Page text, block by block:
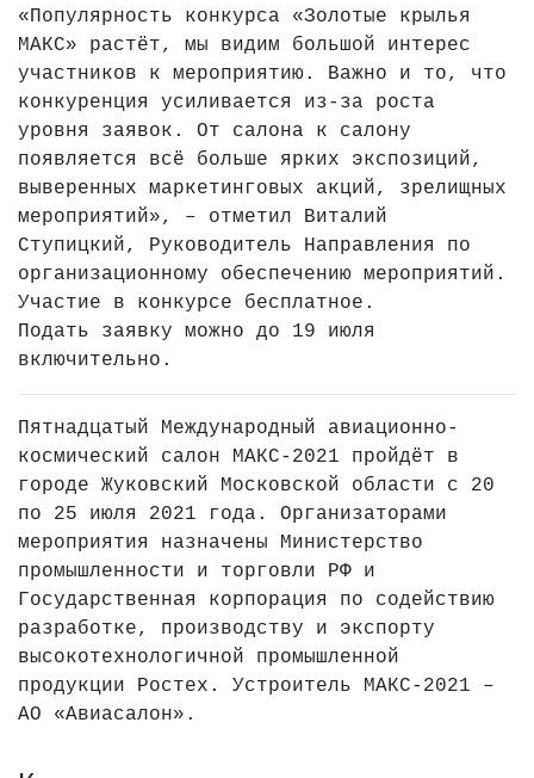
«Популярность конкурса «Золотые крылья
МАКС» растёт, мы видим большой интерес
участников к мероприятию. Важно и то, что
конкуренция усиливается из-за роста
уровня заявок. От салона к салону
появляется всё больше ярких экспозиций,
выверенных маркетинговых акций, зрелищных
мероприятий», – отметил Виталий
Ступицкий, Руководитель Направления по
организационному обеспечению мероприятий.
Участие в конкурсе бесплатное.
Подать заявку можно до 19 июля
включительно.
Пятнадцатый Международный авиационно-
космический салон МАКС-2021 пройдёт в
городе Жуковский Московской области с 20
по 25 июля 2021 года. Организаторами
мероприятия назначены Министерство
промышленности и торговли РФ и
Государственная корпорация по содействию
разработке, производству и экспорту
высокотехнологичной промышленной
продукции Ростех. Устроитель МАКС-2021 –
АО «Авиасалон».